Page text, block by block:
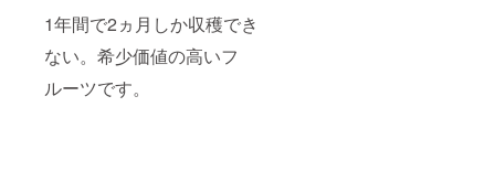
1年間で2ヵ月しか収穫でき
ない。希少価値の高いフ
ルーツです。